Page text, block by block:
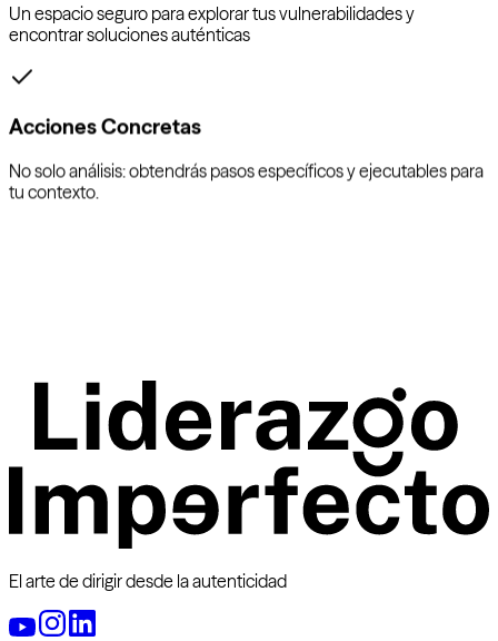
Un espacio seguro para explorar tus vulnerabilidades y
encontrar soluciones auténticas
Acciones Concretas
No solo análisis: obtendrás pasos específicos y ejecutables para
tu contexto.
El arte de dirigir desde la autenticidad